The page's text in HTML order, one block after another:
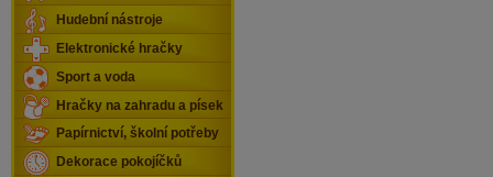
Hudební nástroje
Elektronické hračky
Sport a voda
Hračky na zahradu a písek
Papírnictví, školní potřeby
Dekorace pokojíčků